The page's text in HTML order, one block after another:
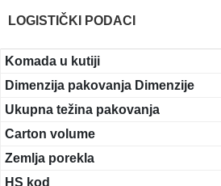
LOGISTIČKI PODACI
Komada u kutiji
Dimenzija pakovanja Dimenzije
Ukupna težina pakovanja
Carton volume
Zemlja porekla
HS kod